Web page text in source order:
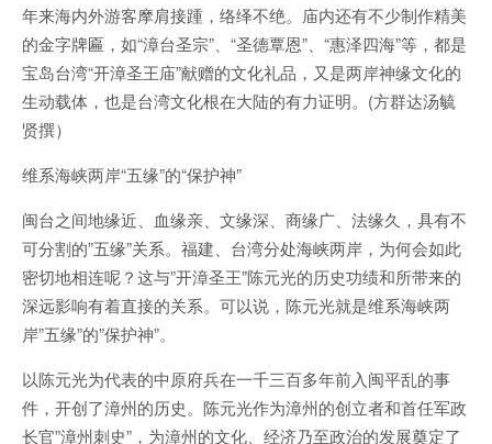
年来海内外游客摩肩接踵，络绎不绝。庙内还有不少制作精美
的金字牌匾，如“漳台圣宗”、“圣德覃恩”、“惠泽四海”等，都是
宝岛台湾“开漳圣王庙”献赠的文化礼品，又是两岸神缘文化的
生动载体，也是台湾文化根在大陆的有力证明。(方群达汤毓
贤撰）
维系海峡两岸“五缘”的“保护神”
闽台之间地缘近、血缘亲、文缘深、商缘广、法缘久，具有不
可分割的”五缘”关系。福建、台湾分处海峡两岸，为何会如此
密切地相连呢？这与”开漳圣王”陈元光的历史功绩和所带来的
深远影响有着直接的关系。可以说，陈元光就是维系海峡两
岸”五缘”的”保护神”。
以陈元光为代表的中原府兵在一千三百多年前入闽平乱的事
件，开创了漳州的历史。陈元光作为漳州的创立者和首任军政
长官”漳州刺史”，为漳州的文化、经济乃至政治的发展奠定了